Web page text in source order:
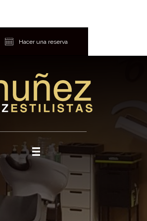
Hacer una reserva